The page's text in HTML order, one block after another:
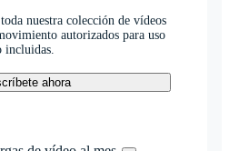
nuestra colección de vídeos
autorizados para uso
incluidas.
ahora